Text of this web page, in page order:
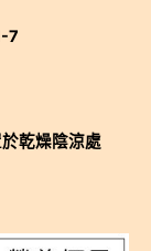
7
乾燥陰涼處